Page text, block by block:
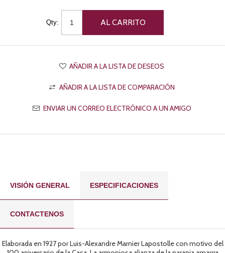
Qty:
VISIÓN GENERAL ESPECIFICACIONES
CONTACTENOS
Elaborada en 1927 por Luis-Alexandre Marnier Lapostolle con motivo del